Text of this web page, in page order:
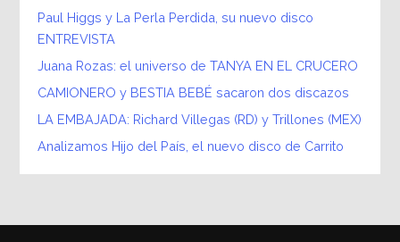
Paul Higgs y La Perla Perdida, su nuevo disco
ENTREVISTA
Juana Rozas: el universo de TANYA EN EL CRUCERO
CAMIONERO y BESTIA BEBÉ sacaron dos discazos
LA EMBAJADA: Richard Villegas (RD) y Trillones (MEX)
Analizamos Hijo del País, el nuevo disco de Carrito